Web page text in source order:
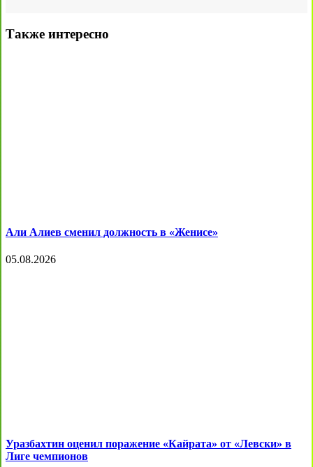
Также интересно
Али Алиев сменил должность в «Женисе»
05.08.2026
Уразбахтин оценил поражение «Кайрата» от «Левски» в
Лиге чемпионов